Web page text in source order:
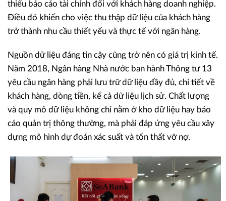
thiếu báo cáo tài chính đối với khách hàng doanh nghiệp.
Điều đó khiến cho việc thu thập dữ liệu của khách hàng
trở thành nhu cầu thiết yếu và thực tế với ngân hàng.
Nguồn dữ liệu đáng tin cậy cũng trở nên có giá trị kinh tế.
Năm 2018, Ngân hàng Nhà nước ban hành Thông tư 13
yêu cầu ngân hàng phải lưu trữ dữ liệu đầy đủ, chi tiết về
khách hàng, dòng tiền, kể cả dữ liệu lịch sử. Chất lượng
và quy mô dữ liệu không chỉ nằm ở kho dữ liệu hay báo
cáo quản trị thông thường, mà phải đáp ứng yêu cầu xây
dựng mô hình dự đoán xác suất và tổn thất vỡ nợ.